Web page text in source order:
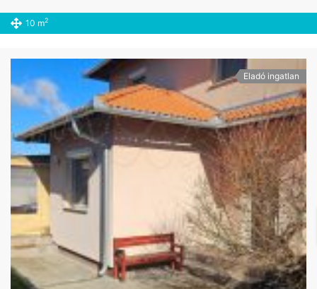
10 m2
Eladó ingatlan